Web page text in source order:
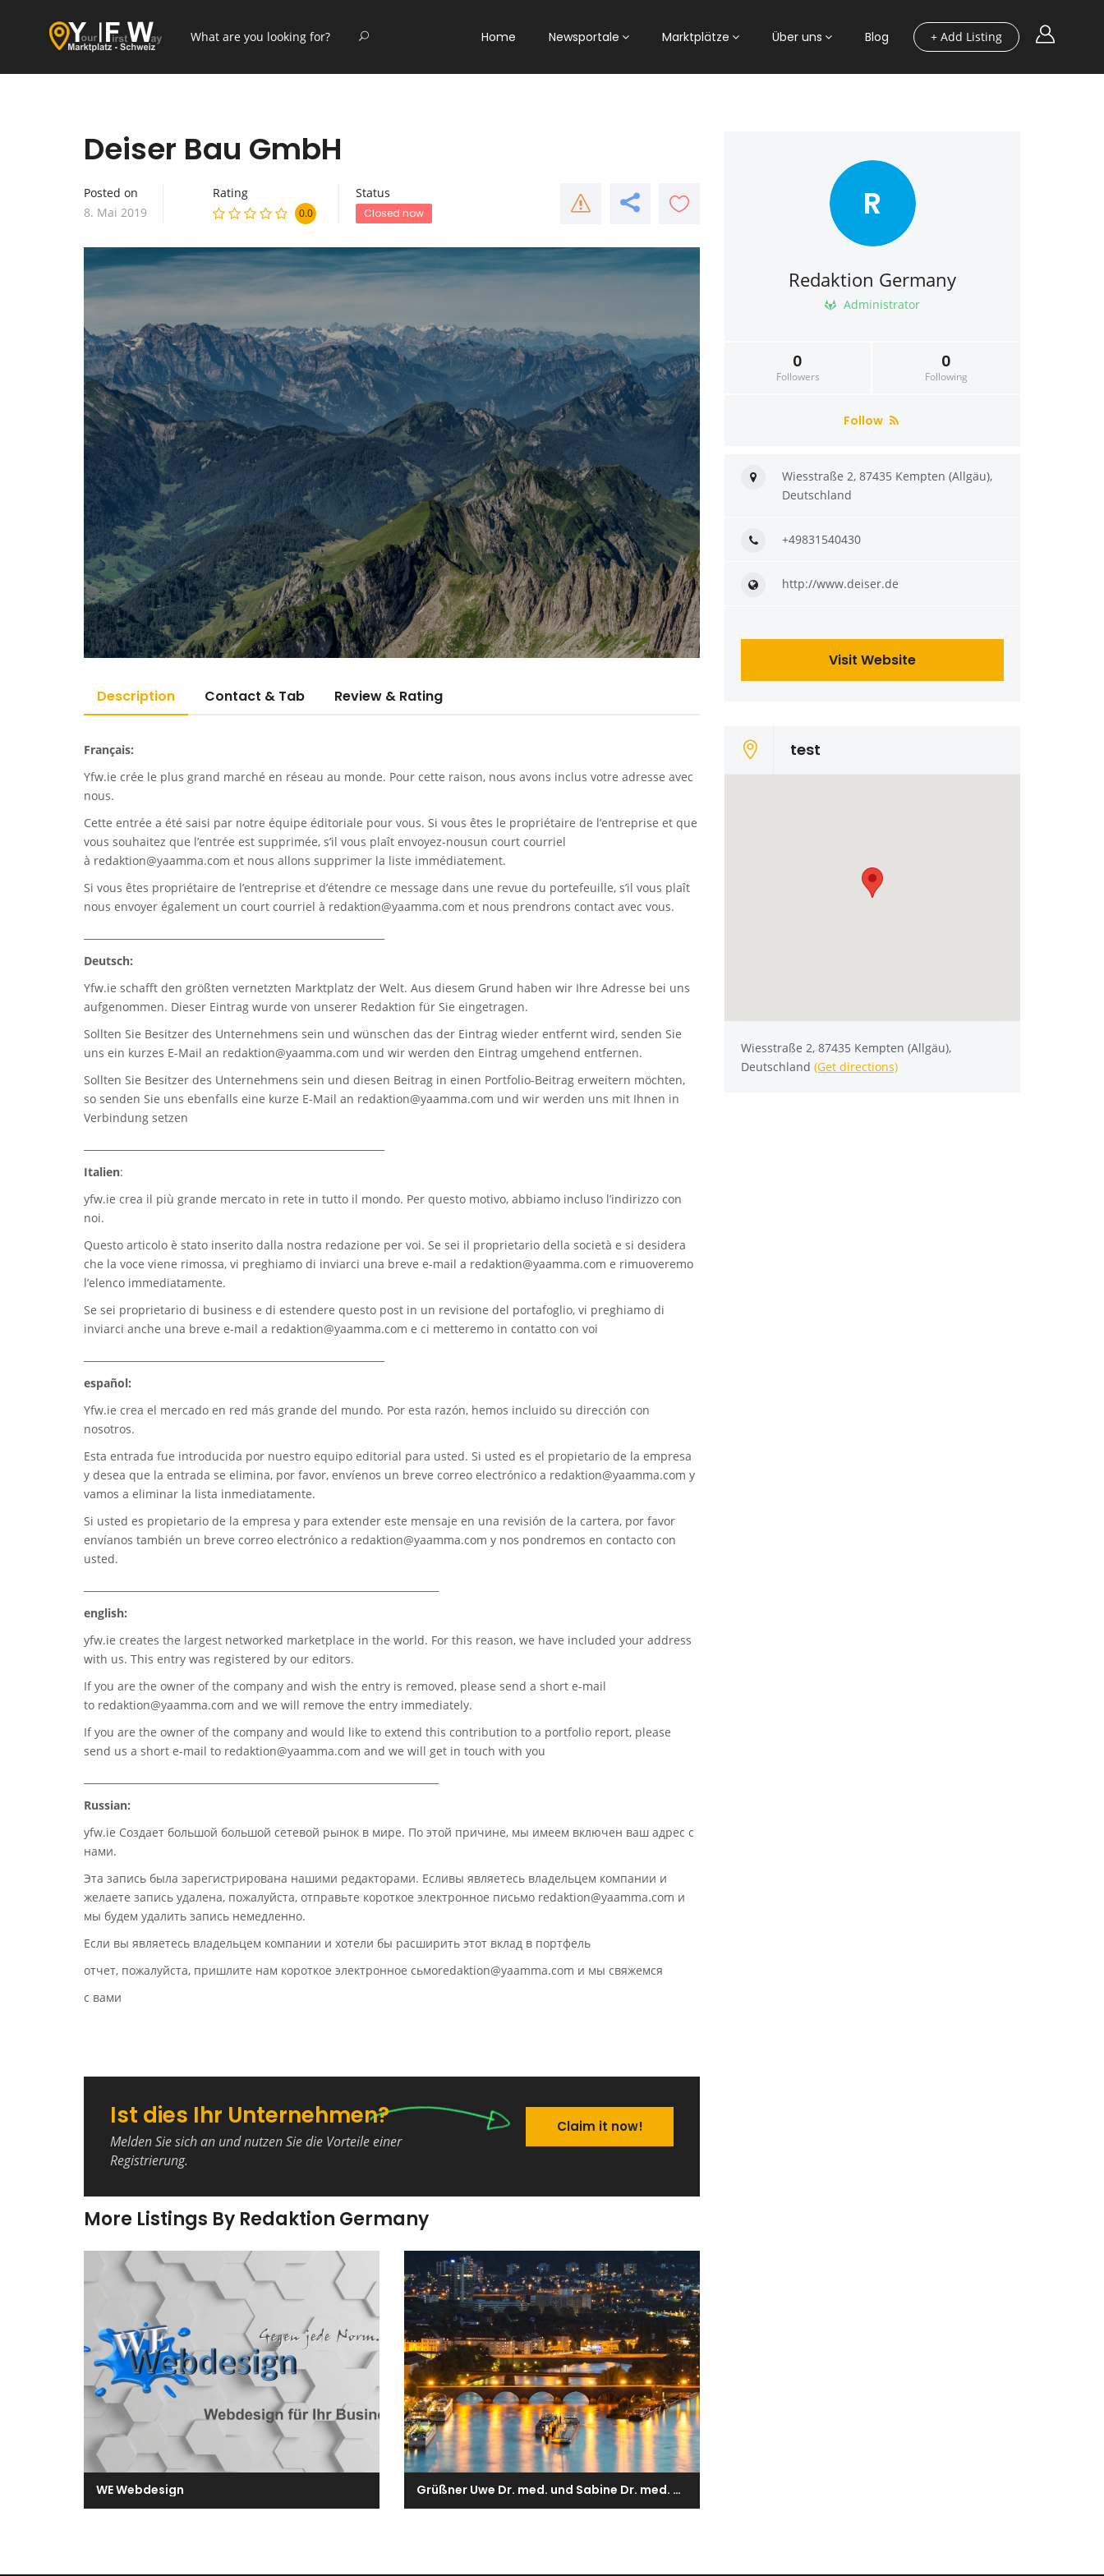
+ Add Listing
Home Newsportale Marktplätze Über uns Blog
Deiser Bau GmbH
Posted on
8. Mai 2019
Rating
0.0
Status
Closed now
Description Contact & Tab Review & Rating
Français:
Yfw.ie crée le plus grand marché en réseau au monde. Pour cette raison, nous avons inclus votre adresse avec
nous.
Cette entrée a été saisi par notre équipe éditoriale pour vous. Si vous êtes le propriétaire de l’entreprise et que
vous souhaitez que l’entrée est supprimée, s’il vous plaît envoyez-nousun court courriel
à redaktion@yaamma.com et nous allons supprimer la liste immédiatement.
Si vous êtes propriétaire de l’entreprise et d’étendre ce message dans une revue du portefeuille, s’il vous plaît
nous envoyer également un court courriel à redaktion@yaamma.com et nous prendrons contact avec vous.
Deutsch:
Yfw.ie schafft den größten vernetzten Marktplatz der Welt. Aus diesem Grund haben wir Ihre Adresse bei uns
aufgenommen. Dieser Eintrag wurde von unserer Redaktion für Sie eingetragen.
Sollten Sie Besitzer des Unternehmens sein und wünschen das der Eintrag wieder entfernt wird, senden Sie
uns ein kurzes E-Mail an redaktion@yaamma.com und wir werden den Eintrag umgehend entfernen.
Sollten Sie Besitzer des Unternehmens sein und diesen Beitrag in einen Portfolio-Beitrag erweitern möchten,
so senden Sie uns ebenfalls eine kurze E-Mail an redaktion@yaamma.com und wir werden uns mit Ihnen in
Verbindung setzen
Italien:
yfw.ie crea il più grande mercato in rete in tutto il mondo. Per questo motivo, abbiamo incluso l’indirizzo con
noi.
Questo articolo è stato inserito dalla nostra redazione per voi. Se sei il proprietario della società e si desidera
che la voce viene rimossa, vi preghiamo di inviarci una breve e-mail a redaktion@yaamma.com e rimuoveremo
l’elenco immediatamente.
Se sei proprietario di business e di estendere questo post in un revisione del portafoglio, vi preghiamo di
inviarci anche una breve e-mail a redaktion@yaamma.com e ci metteremo in contatto con voi
español:
Yfw.ie crea el mercado en red más grande del mundo. Por esta razón, hemos incluido su dirección con
nosotros.
Esta entrada fue introducida por nuestro equipo editorial para usted. Si usted es el propietario de la empresa
y desea que la entrada se elimina, por favor, envíenos un breve correo electrónico a redaktion@yaamma.com y
vamos a eliminar la lista inmediatamente.
Si usted es propietario de la empresa y para extender este mensaje en una revisión de la cartera, por favor
envíanos también un breve correo electrónico a redaktion@yaamma.com y nos pondremos en contacto con
usted.
english:
yfw.ie creates the largest networked marketplace in the world. For this reason, we have included your address
with us. This entry was registered by our editors.
If you are the owner of the company and wish the entry is removed, please send a short e-mail
to redaktion@yaamma.com and we will remove the entry immediately.
If you are the owner of the company and would like to extend this contribution to a portfolio report, please
send us a short e-mail to redaktion@yaamma.com and we will get in touch with you
Russian:
yfw.ie Создает большой большой сетевой рынок в мире. По этой причине, мы имеем включен ваш адрес с
нами.
Эта запись была зарегистрирована нашими редакторами. Есливы являетесь владельцем компании и
желаете запись удалена, пожалуйста, отправьте короткое электронное письмо redaktion@yaamma.com и
мы будем удалить запись немедленно.
Если вы являетесь владельцем компании и хотели бы расширить этот вклад в портфель
отчет, пожалуйста, пришлите нам короткое электронное сьмоredaktion@yaamma.com и мы свяжемся
с вами
Ist dies Ihr Unternehmen?
Melden Sie sich an und nutzen Sie die Vorteile einer
Registrierung.
Claim it now!
More Listings By Redaktion Germany
WE Webdesign Grüßner Uwe Dr. med. und Sabine Dr. med. Ärzte
R
Redaktion Germany
Administrator
0
Followers
0
Following
Follow
Wiesstraße 2, 87435 Kempten (Allgäu),
Deutschland
+49831540430
http://www.deiser.de
Visit Website
test
Wiesstraße 2, 87435 Kempten (Allgäu),
Deutschland (Get directions)